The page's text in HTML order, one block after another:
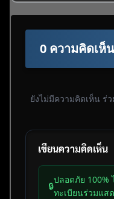
0 ความคิดเห็น
ยังไม่มีความคิดเห็น ร่
เขียนความคิดเห็น
🔒
ปลอดภัย 100%
ทะเบียนร่วมแส